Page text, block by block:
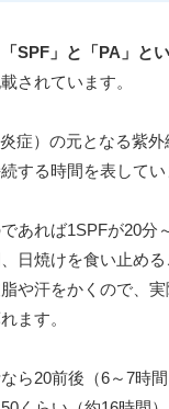
「SPF」と「PA」と
されています。
症）の元となる紫
する時間を表してい
あれば1SPFが20分
日焼けを食い止め
や汗をかくので、
ます。
ら20前後（6～7時